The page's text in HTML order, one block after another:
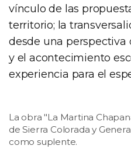
vínculo de las
territorio; la
desde una perspectiva
y el acontecimiento
experiencia para el
La obra "La Martina
de Sierra Colorada y
como suplente.